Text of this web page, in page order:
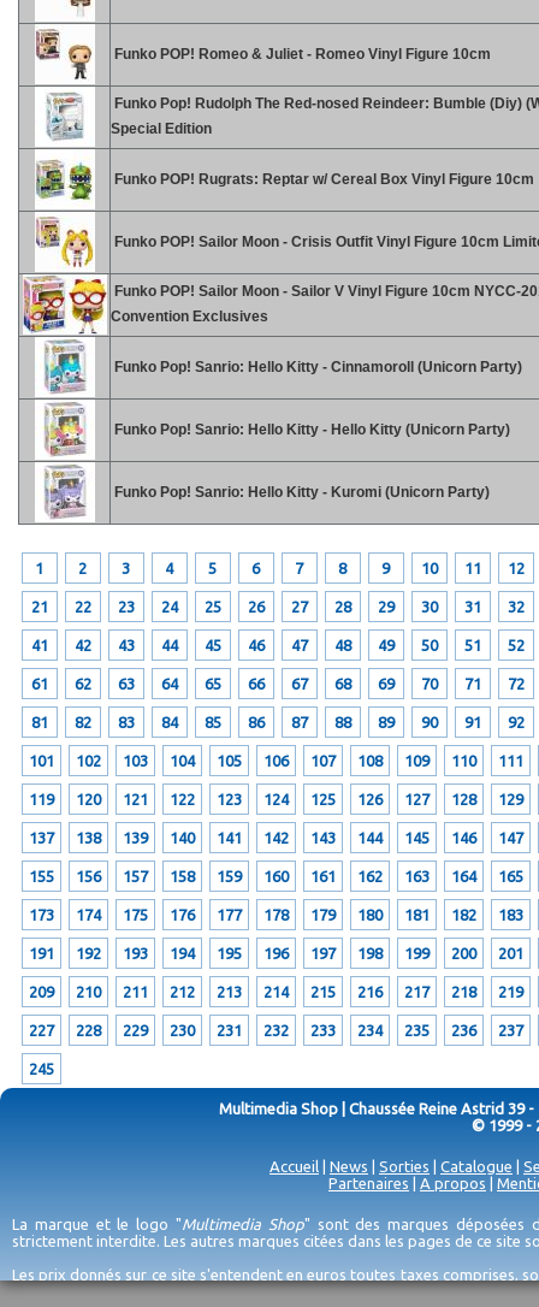
Funko POP! Romeo & Juliet - Romeo Vinyl Figure 10cm
Funko Pop! Rudolph The Red-nosed Reindeer: Bumble (Diy)
Special Edition
Funko POP! Rugrats: Reptar w/ Cereal Box Vinyl Figure 10cm
Funko POP! Sailor Moon - Crisis Outfit Vinyl Figure 10cm
Funko POP! Sailor Moon - Sailor V Vinyl Figure 10cm NYCC-
Convention Exclusives
Funko Pop! Sanrio: Hello Kitty - Cinnamoroll (Unicorn Party)
Funko Pop! Sanrio: Hello Kitty - Hello Kitty (Unicorn Party)
Funko Pop! Sanrio: Hello Kitty - Kuromi (Unicorn Party)
1 2 3 4 5 6 7 8 9 10 11 12
21 22 23 24 25 26 27 28 29 30 31 32
41 42 43 44 45 46 47 48 49 50 51 52
61 62 63 64 65 66 67 68 69 70 71 72
81 82 83 84 85 86 87 88 89 90 91 92
101 102 103 104 105 106 107 108 109 110 111
119 120 121 122 123 124 125 126 127 128 129
137 138 139 140 141 142 143 144 145 146 147
155 156 157 158 159 160 161 162 163 164 165
173 174 175 176 177 178 179 180 181 182 183
191 192 193 194 195 196 197 198 199 200 201
209 210 211 212 213 214 215 216 217 218 219
227 228 229 230 231 232 233 234 235 236 237
245
Multimedia Shop | Chaussée Reine Astrid 39 -
© 1999 -
Accueil News Sorties Catalogue
Partenaires
A propos
La marque et le logo "Multimedia Shop" sont des marques déposées
strictement interdite. Les autres marques citées dans les pages de ce site
Les prix donnés sur ce site s'entendent en euros toutes taxes comprises,
erreurs d'encodage, et sauf épuisement du stock et/ou impossibilité de